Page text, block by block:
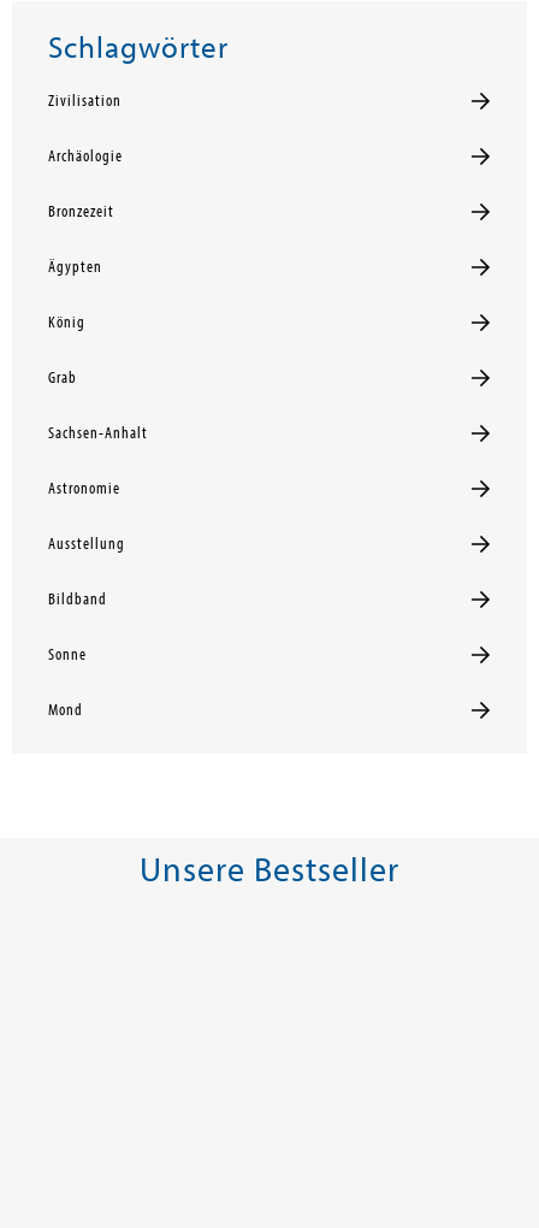
Schlagwörter
Zivilisation
Archäologie
Bronzezeit
Ägypten
König
Grab
Sachsen-Anhalt
Astronomie
Ausstellung
Bildband
Sonne
Mond
Unsere Bestseller